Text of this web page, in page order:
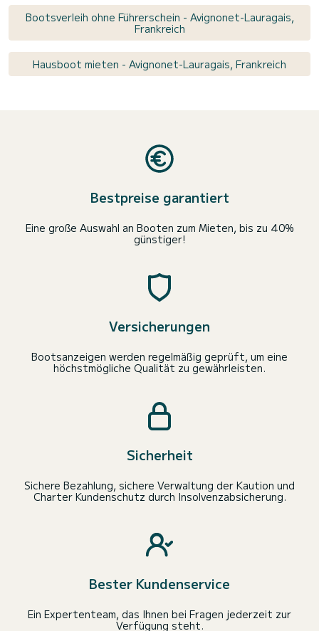
Bootsverleih ohne Führerschein - Avignonet-Lauragais,
Frankreich
Hausboot mieten - Avignonet-Lauragais, Frankreich
Bestpreise garantiert
Eine große Auswahl an Booten zum Mieten, bis zu 40%
günstiger!
Versicherungen
Bootsanzeigen werden regelmäßig geprüft, um eine
höchstmögliche Qualität zu gewährleisten.
Sicherheit
Sichere Bezahlung, sichere Verwaltung der Kaution und
Charter Kundenschutz durch Insolvenzabsicherung.
Bester Kundenservice
Ein Expertenteam, das Ihnen bei Fragen jederzeit zur
Verfügung steht.